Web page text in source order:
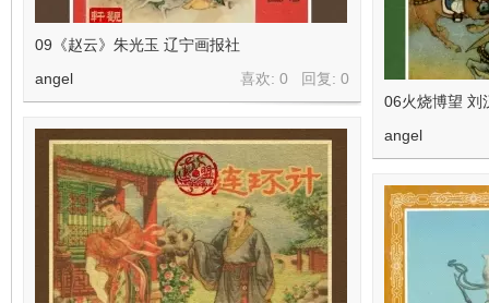
09《赵云》朱光玉 辽宁画报社
喜欢: 0 回复: 0
angel
06火烧博望 刘
angel